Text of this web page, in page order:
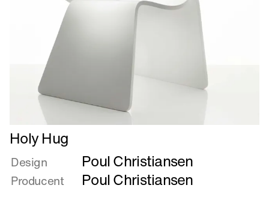
Læs
mere
om
Holy
Hug
Holy Hug
Design Poul Christiansen
Producent Poul Christiansen